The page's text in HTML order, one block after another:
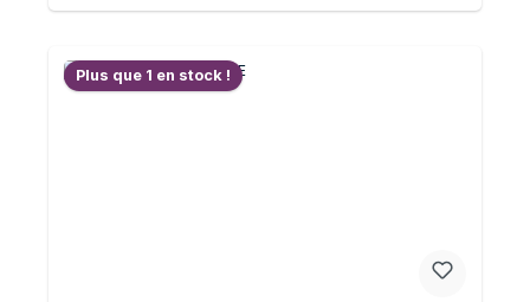
Plus que 1 en stock !